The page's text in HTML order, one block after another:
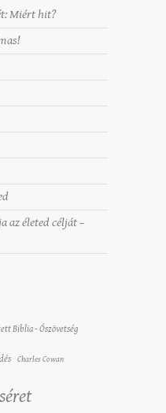
Miért hit?
az életed célját –
Biblia - Ószövetség
Charles Cowan